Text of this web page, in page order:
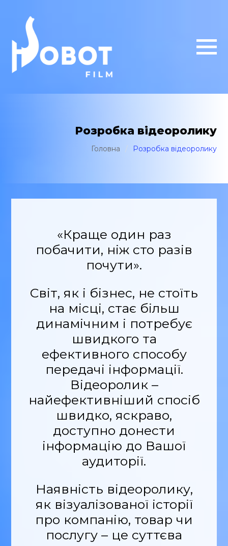
Розробка відеоролику
Головна / Розробка відеоролику
«Краще один раз
побачити, ніж сто разів
почути».
Світ, як і бізнес, не стоїть
на місці, стає більш
динамічним і потребує
швидкого та
ефективного способу
передачі інформації.
Відеоролик –
найефективніший спосіб
швидко, яскраво,
доступно донести
інформацію до Вашої
аудиторії.
Наявність відеоролику,
як візуалізованої історії
про компанію, товар чи
послугу – це суттєва